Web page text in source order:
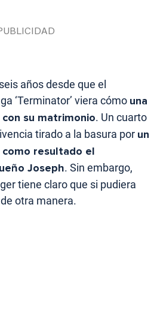
años desde que el
‘Terminator’ viera cómo una
su matrimonio. Un cuarto
tirado a la basura por un
como resultado el
Joseph. Sin embargo,
tiene claro que si pudiera
otra manera.